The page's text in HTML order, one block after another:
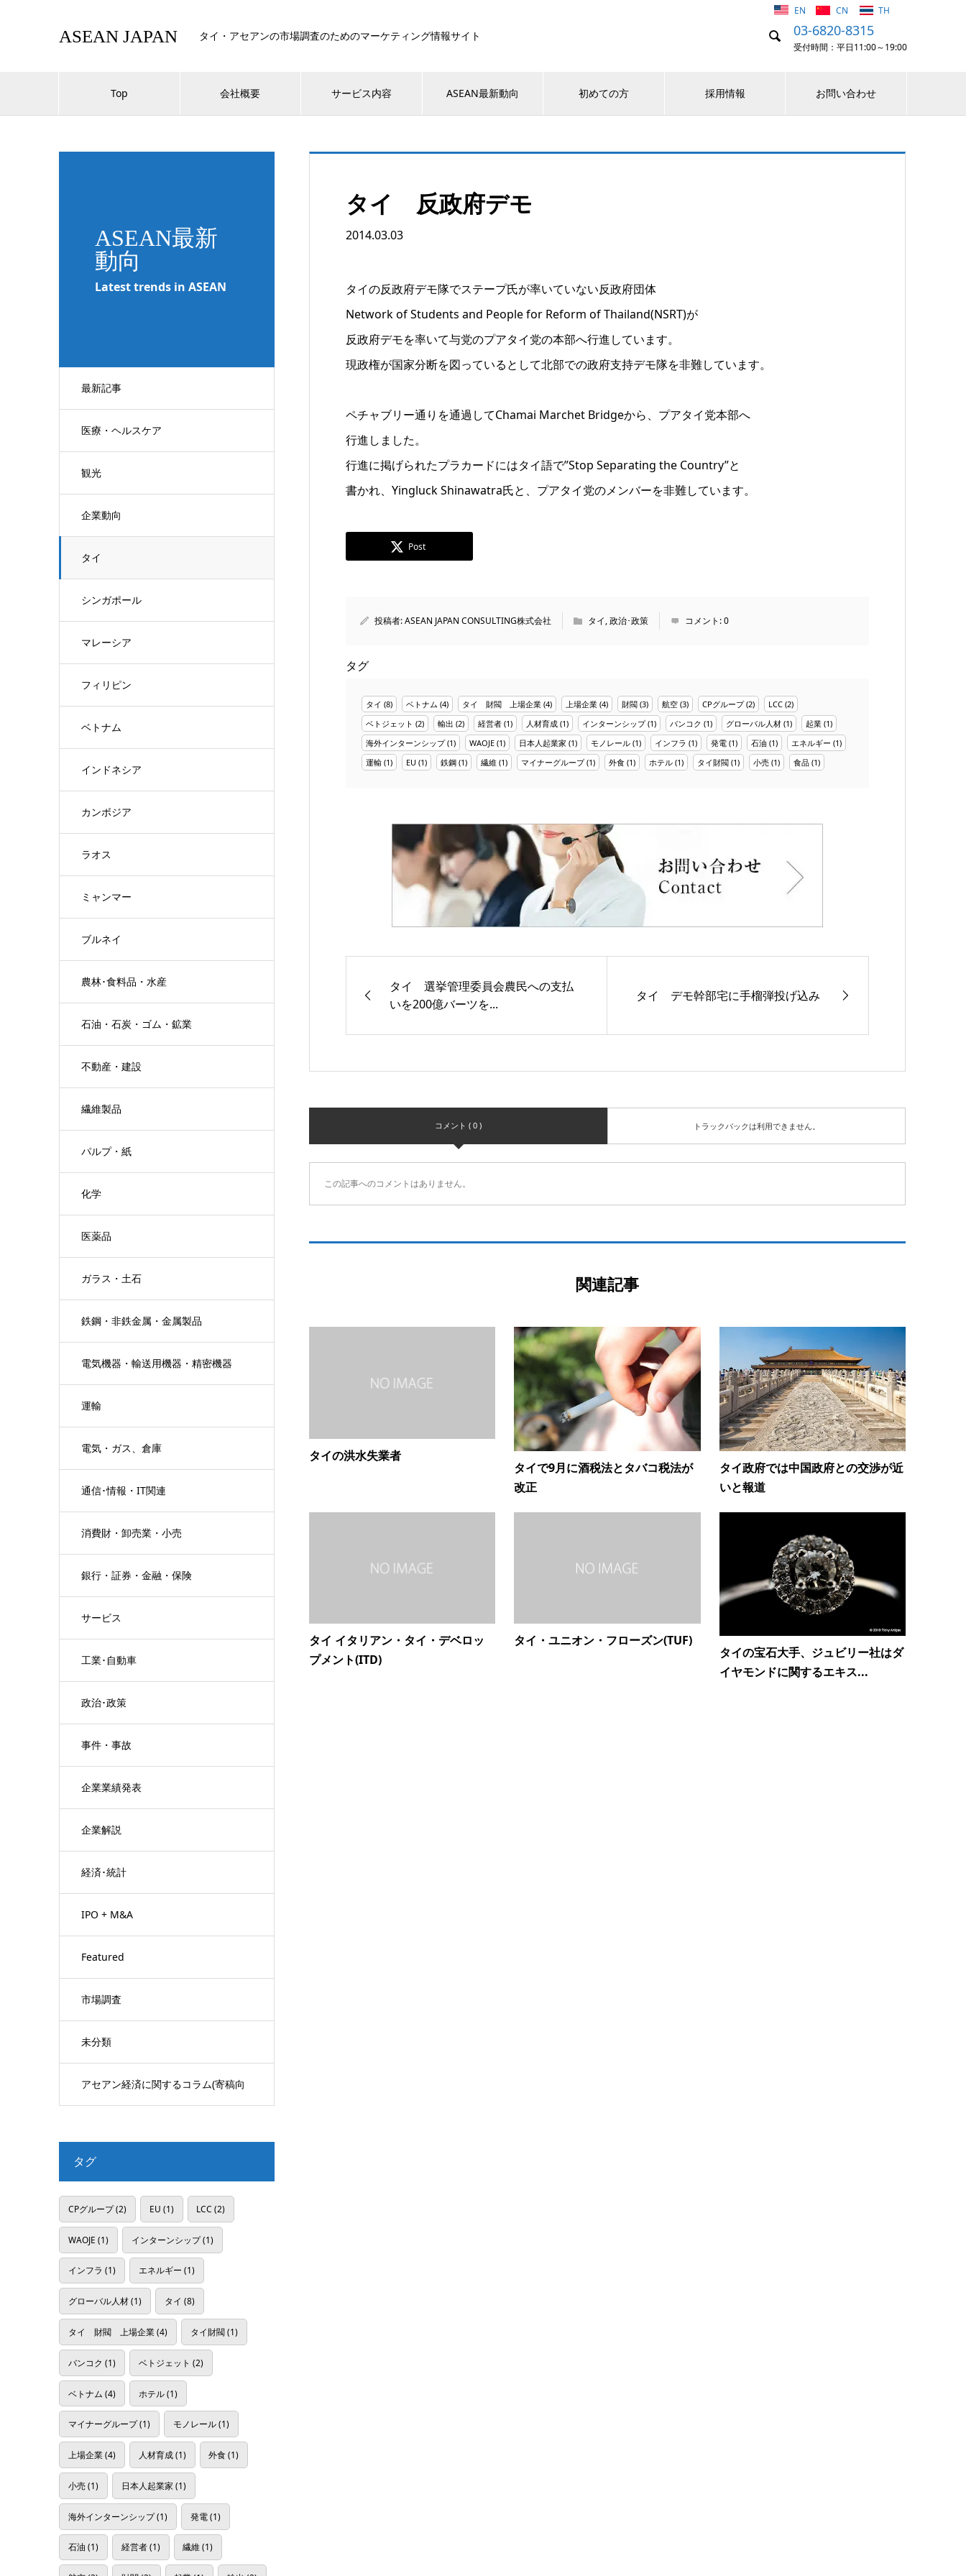
ASEAN JAPAN タイ・アセアンの市場調査のためのマーケティング情報サイト  03-6820-8315
受付時間：平日11:00～19:00
EN CN TH
Top 会社概要 サービス内容 ASEAN最新動向 初めての方 採用情報 お問い合わせ
ASEAN最新
動向
Latest trends in ASEAN
最新記事
医療・ヘルスケア
観光
企業動向
タイ
シンガポール
マレーシア
フィリピン
ベトナム
インドネシア
カンボジア
ラオス
ミャンマー
ブルネイ
農林･食料品・水産
石油・石炭・ゴム・鉱業
不動産・建設
繊維製品
パルプ・紙
化学
医薬品
ガラス・土石
鉄鋼・非鉄金属・金属製品
電気機器・輸送用機器・精密機器
運輸
電気・ガス、倉庫
通信･情報・IT関連
消費財・卸売業・小売
銀行・証券・金融・保険
サービス
工業･自動車
政治･政策
事件・事故
企業業績発表
企業解説
経済･統計
IPO + M&A
Featured
市場調査
未分類
アセアン経済に関するコラム(寄稿向
タイ 反政府デモ
2014.03.03
タイの反政府デモ隊でステープ氏が率いていない反政府団体
Network of Students and People for Reform of Thailand(NSRT)が
反政府デモを率いて与党のプアタイ党の本部へ行進しています。
現政権が国家分断を図っているとして北部での政府支持デモ隊を非難しています。
ペチャブリー通りを通過してChamai Marchet Bridgeから、プアタイ党本部へ
行進しました。
行進に掲げられたプラカードにはタイ語で”Stop Separating the Country”と
書かれ、Yingluck Shinawatra氏と、プアタイ党のメンバーを非難しています。
Post
投稿者:ASEAN JAPAN CONSULTING株式会社 タイ,政治･政策 コメント:0
タグ
タイ (8) ベトナム (4) タイ 財閥 上場企業 (4) 上場企業 (4) 財閥 (3) 航空 (3) CPグループ(2) LCC (2)
ベトジェット (2) 輸出 (2) 経営者 (1) 人材育成 (1) インターンシップ(1) バンコク (1) グローバル人材 (1) 起業 (1)
海外インターンシップ(1) WAOJE (1) 日本人起業家 (1) モノレール (1) インフラ (1) 発電 (1) 石油 (1) エネルギー (1)
運輸 (1) EU (1) 鉄鋼 (1) 繊維 (1) マイナーグループ(1) 外食 (1) ホテル (1) タイ財閥 (1) 小売 (1) 食品 (1)
タイ 選挙管理委員会農民への支払
いを200億バーツを...
タイ デモ幹部宅に手榴弾投げ込み
コメント ( 0 ) トラックバックは利用できません。
この記事へのコメントはありません。
関連記事
タイの洪水失業者
タイで9月に酒税法とタバコ税法が
改正
タイ政府では中国政府との交渉が近
いと報道
タイ イタリアン・タイ・デベロッ
プメント(ITD)
タイ・ユニオン・フローズン(TUF)
タイの宝石大手、ジュビリー社はダ
イヤモンドに関するエキス...
タグ
CPグループ(2) EU (1) LCC (2)
WAOJE (1) インターンシップ(1)
インフラ (1) エネルギー (1)
グローバル人材(1) タイ (8)
タイ 財閥 上場企業(4) タイ財閥(1)
バンコク (1) ベトジェット (2)
ベトナム (4) ホテル(1)
マイナーグループ(1) モノレール(1)
上場企業(4) 人材育成(1) 外食(1)
小売(1) 日本人起業家 (1)
海外インターンシップ(1) 発電(1)
石油 (1) 経営者(1) 繊維(1)